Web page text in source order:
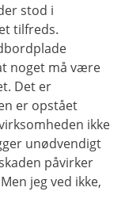
stod i
tilfreds.
noget må være
Det er
er opstået
ikke
unødvendigt
påvirker
jeg ved ikke,